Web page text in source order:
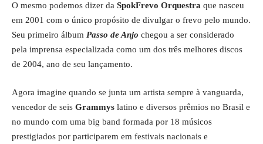
O mesmo podemos dizer da SpokFrevo Orquestra que nasceu
em 2001 com o único propósito de divulgar o frevo pelo mundo.
Seu primeiro álbum Passo de Anjo chegou a ser considerado
pela imprensa especializada como um dos três melhores discos
de 2004, ano de seu lançamento.
Agora imagine quando se junta um artista sempre à vanguarda,
vencedor de seis Grammys latino e diversos prêmios no Brasil e
no mundo com uma big band formada por 18 músicos
prestigiados por participarem em festivais nacionais e